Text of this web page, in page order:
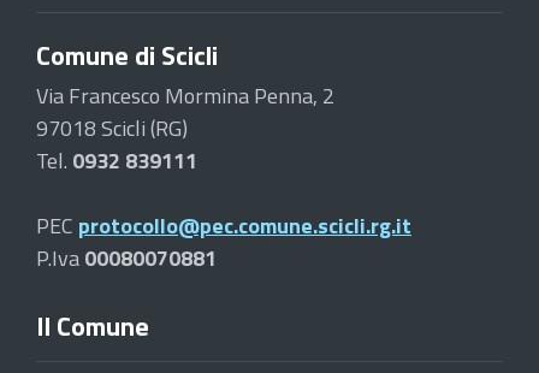
Comune di Scicli
Via Francesco Mormina Penna, 2
97018 Scicli (RG)
Tel. 0932 839111
PEC protocollo@pec.comune.scicli.rg.it
P.Iva00080070881
Il Comune